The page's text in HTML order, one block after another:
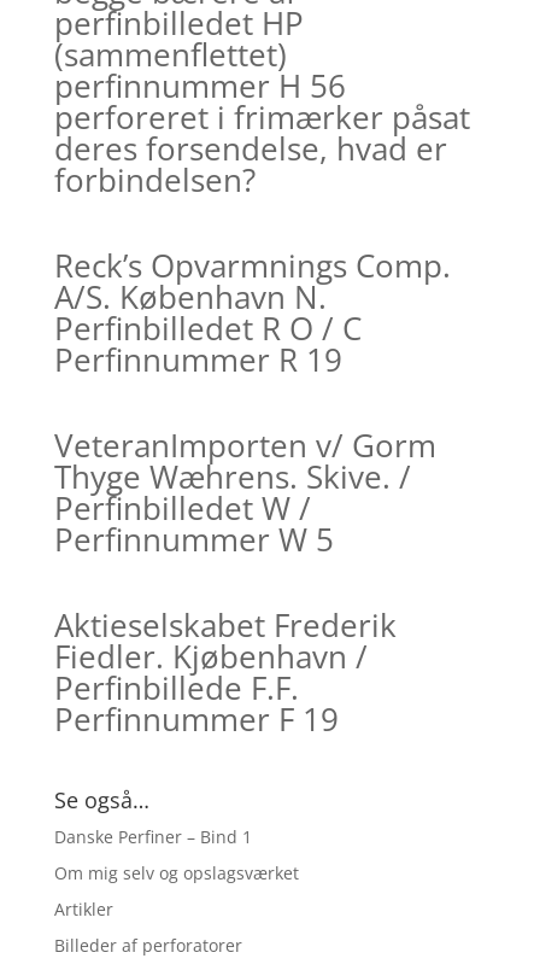
perfinbilledet HP
(sammenflettet)
perfinnummer H 56
perforeret i frimærker påsat
deres forsendelse, hvad er
forbindelsen?
Reck’s Opvarmnings Comp.
A/S. København N.
Perfinbilledet R O / C
Perfinnummer R 19
VeteranImporten v/ Gorm
Thyge Wæhrens. Skive. /
Perfinbilledet W /
Perfinnummer W 5
Aktieselskabet Frederik
Fiedler. Kjøbenhavn /
Perfinbillede F.F.
Perfinnummer F 19
Se også…
Danske Perfiner – Bind 1
Om mig selv og opslagsværket
Artikler
Billeder af perforatorer